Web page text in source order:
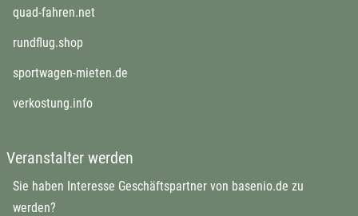
quad-fahren.net
rundflug.shop
sportwagen-mieten.de
verkostung.info
Veranstalter werden
Sie haben Interesse Geschäftspartner von basenio.de zu
werden?